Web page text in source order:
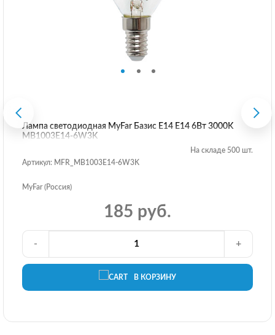
Лампа светодиодная MyFar Базис E14 E14 6Вт 3000K
MB1003E14-6W3K
На складе 500 шт.
Артикул: MFR_MB1003E14-6W3K
MyFar (Россия)
185 руб.
В КОРЗИНУ
- +